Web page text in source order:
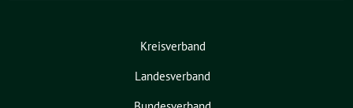
Kreisverband
Landesverband